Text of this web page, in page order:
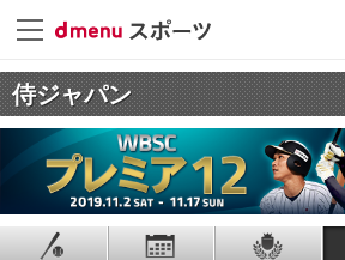
侍ジャパン